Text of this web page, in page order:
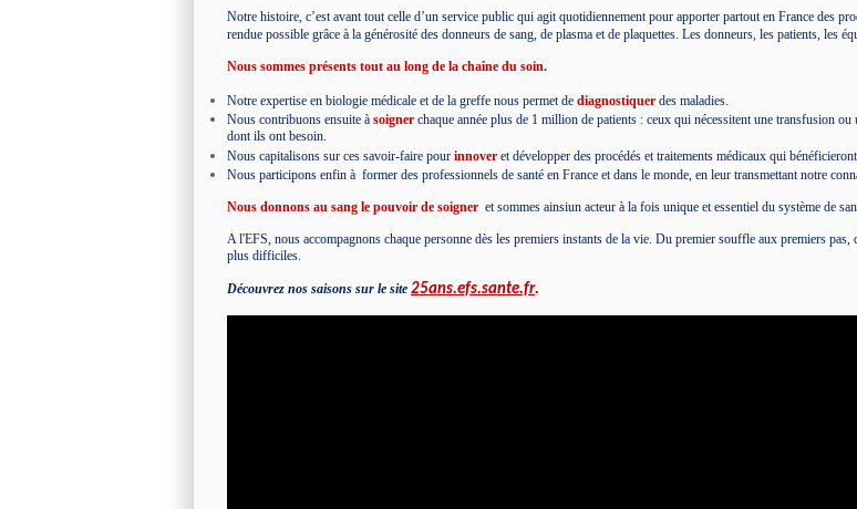
Notre histoire, c’est avant tout celle d’un service public qui agit quotidiennement pour apporter partout en France des
rendue possible grâce à la générosité des donneurs de sang, de plasma et de plaquettes. Les donneurs, les patients, les
Nous sommes présents tout au long de la chaîne du soin.
Notre expertise en biologie médicale et de la greffe nous permet de diagnostiquer des maladies.
Nous contribuons ensuite à soigner chaque année plus de 1 million de patients : ceux qui nécessitent une transfusion
dont ils ont besoin.
Nous capitalisons sur ces savoir-faire pour innover et développer des procédés et traitements médicaux qui
Nous participons enfin à former des professionnels de santé en France et dans le monde, en leur transmettant notre
Nous donnons au sang le pouvoir de soigner et sommes ainsiun acteur à la fois unique et essentiel du système de
A l'EFS, nous accompagnons chaque personne dès les premiers instants de la vie. Du premier souffle aux premiers
plus difficiles.
Découvrez nos saisons sur le site 25ans.efs.sante.fr.